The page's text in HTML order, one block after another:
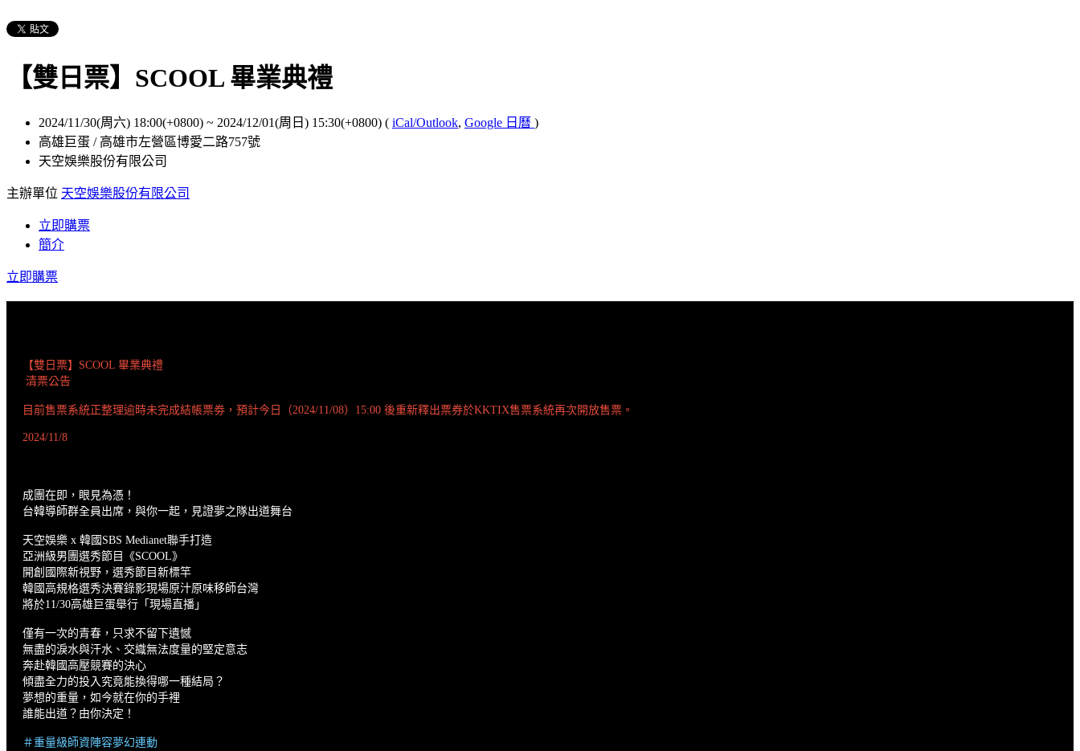
【雙日票】SCOOL 畢業典禮
2024/11/30(周六) 18:00(+0800) ~ 2024/12/01(周日) 15:30(+0800) ( iCal/Outlook, Google 日曆 )
高雄巨蛋 / 高雄市左營區博愛二路757號
天空娛樂股份有限公司
主辦單位 天空娛樂股份有限公司
立即購票
簡介
立即購票
【雙日票】SCOOL 畢業典禮
清票公告
目前售票系統正整理逾時未完成結帳票劵，預計今日（2024/11/08）15:00 後重新釋出票券於KKTIX售票系統再次開放售票。
2024/11/8
成團在即，眼見為憑！
台韓導師群全員出席，與你一起，見證夢之隊出道舞台
天空娛樂 x 韓國SBS Medianet聯手打造
亞洲級男團選秀節目《SCOOL》
開創國際新視野，選秀節目新標竿
韓國高規格選秀決賽錄影現場原汁原味移師台灣
將於11/30高雄巨蛋舉行「現場直播」
僅有一次的青春，只求不留下遺憾
無盡的淚水與汗水、交織無法度量的堅定意志
奔赴韓國高壓競賽的決心
傾盡全力的投入究竟能換得哪一種結局？
夢想的重量，如今就在你的手裡
誰能出道？由你決定！
＃重量級師資陣容夢幻連動